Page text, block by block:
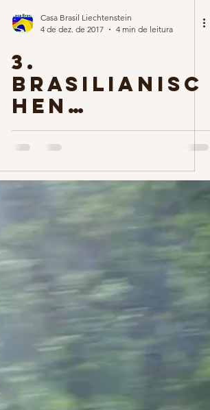
Casa Brasil Liechtenstein
4 de dez. de 2017
4 min de leitura
3.
Brasilianisc
hen
Kunstsalons
in
Liechtenstei
n - Thema:
Der Mensch,
das Projekt
der Welt -
16./17.